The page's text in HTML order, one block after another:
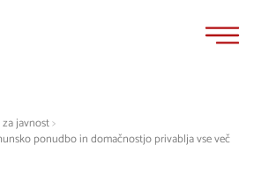
javnost>
ponudbo in domačnostjo privablja vse več